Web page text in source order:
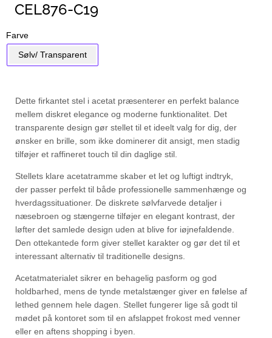
CEL876-C19
Farve
Sølv/ Transparent
Dette firkantet stel i acetat præsenterer en perfekt balance
mellem diskret elegance og moderne funktionalitet. Det
transparente design gør stellet til et ideelt valg for dig, der
ønsker en brille, som ikke dominerer dit ansigt, men stadig
tilføjer et raffineret touch til din daglige stil.
Stellets klare acetatramme skaber et let og luftigt indtryk,
der passer perfekt til både professionelle sammenhænge og
hverdagssituationer. De diskrete sølvfarvede detaljer i
næsebroen og stængerne tilføjer en elegant kontrast, der
løfter det samlede design uden at blive for iøjnefaldende.
Den ottekantede form giver stellet karakter og gør det til et
interessant alternativ til traditionelle designs.
Acetatmaterialet sikrer en behagelig pasform og god
holdbarhed, mens de tynde metalstænger giver en følelse af
lethed gennem hele dagen. Stellet fungerer lige så godt til
mødet på kontoret som til en afslappet frokost med venner
eller en aftens shopping i byen.